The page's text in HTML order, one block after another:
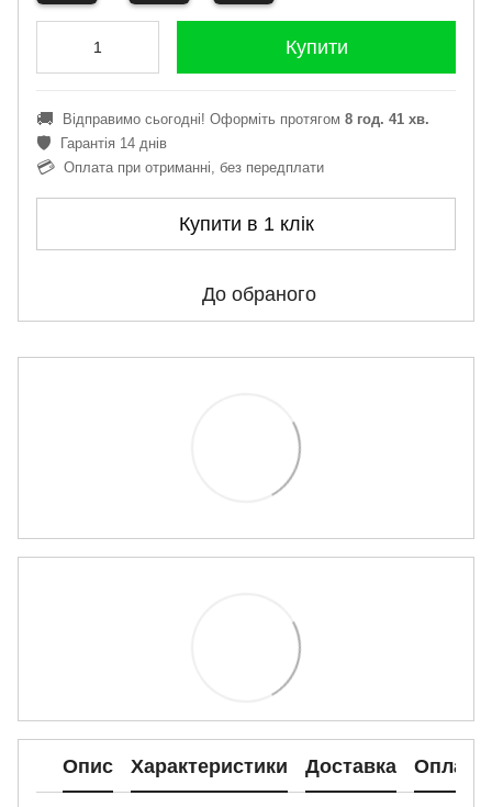
Купити
🚚 Відправимо сьогодні! Оформіть протягом 8 год. 41 хв.
🛡️ Гарантія 14 днів
💳 Оплата при отриманні, без передплати
Купити в 1 клік
До обраного
Опис Характеристики Доставка Оплата